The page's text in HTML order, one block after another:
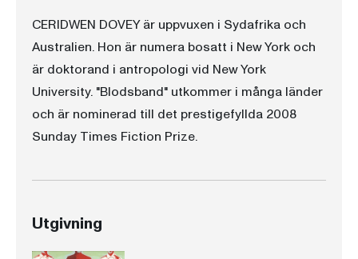
CERIDWEN DOVEY är uppvuxen i Sydafrika och
Australien. Hon är numera bosatt i New York och
är doktorand i antropologi vid New York
University. "Blodsband" utkommer i många länder
och är nominerad till det prestigefyllda 2008
Sunday Times Fiction Prize.
Utgivning